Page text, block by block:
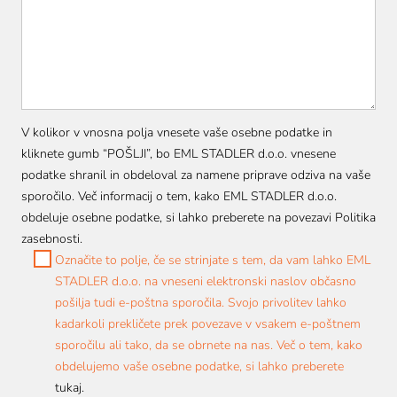
V kolikor v vnosna polja vnesete vaše osebne podatke in
kliknete gumb “POŠLJI”, bo EML STADLER d.o.o. vnesene
podatke shranil in obdeloval za namene priprave odziva na vaše
sporočilo. Več informacij o tem, kako EML STADLER d.o.o.
obdeluje osebne podatke, si lahko preberete na povezavi Politika
zasebnosti.
Označite to polje, če se strinjate s tem, da vam lahko EML
STADLER d.o.o. na vneseni elektronski naslov občasno
pošilja tudi e-poštna sporočila. Svojo privolitev lahko
kadarkoli prekličete prek povezave v vsakem e-poštnem
sporočilu ali tako, da se obrnete na nas. Več o tem, kako
obdelujemo vaše osebne podatke, si lahko preberete
tukaj.